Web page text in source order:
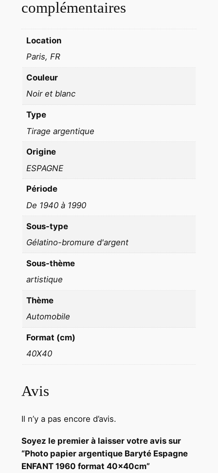
é
E
a
e
F
N
T
6
o
m
4
m
complémentaires
Location
Paris, FR
Couleur
Noir et blanc
Type
Tirage argentique
Origine
ESPAGNE
Période
De 1940 à 1990
Sous-type
Gélatino-bromure d'argent
Sous-thème
artistique
Thème
Automobile
Format (cm)
40X40
Avis
Il n’y a pas encore d’avis.
Soyez le premier à laisser votre avis sur
“Photo papier argentique Baryté Espagne
ENFANT 1960 format 40x40cm”